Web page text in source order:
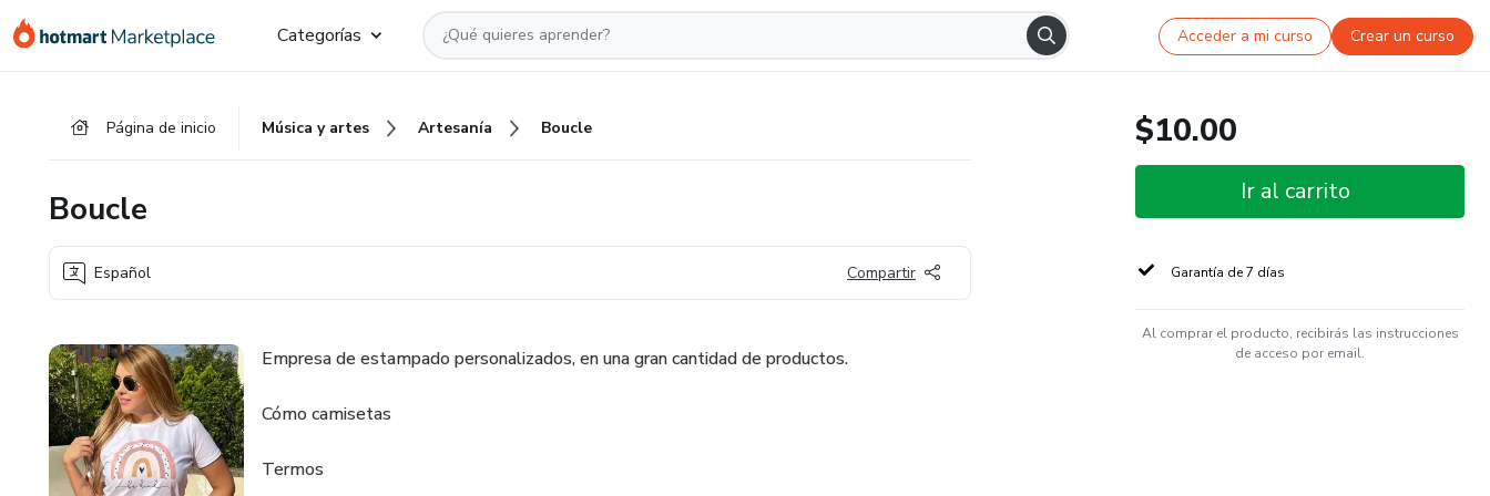
Categorías Acceder a mi curso Crear un curso
Página de inicio Música y artes Artesanía Boucle
Boucle
Español Compartir
Empresa de estampado personalizados, en una gran cantidad de productos.
Cómo camisetas
Termos
$10.00
Ir al carrito
Garantía de 7 días
Al comprar el producto, recibirás las instrucciones
de acceso por email.